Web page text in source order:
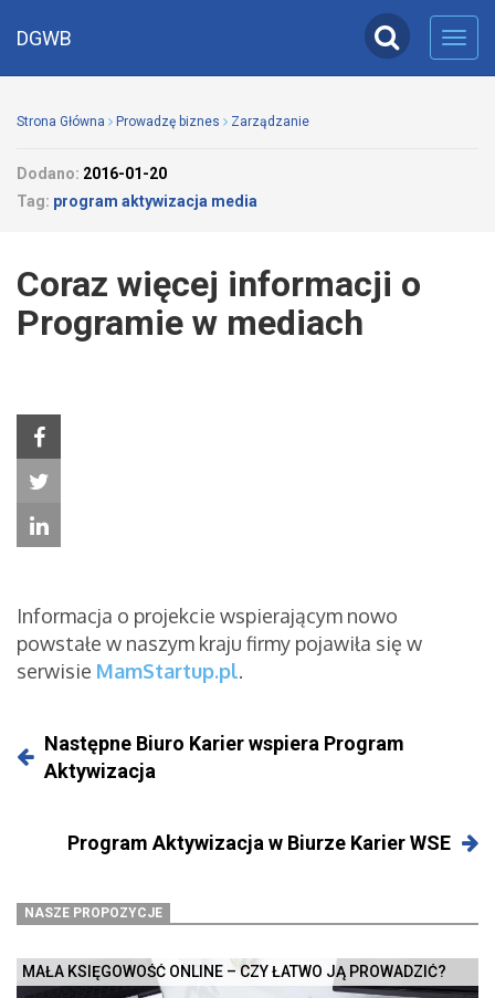
DGWB
Strona Główna Prowadzę biznes Zarządzanie
Dodano: 2016-01-20
Tag: program aktywizacja media
Coraz więcej informacji o
Programie w mediach
Informacja o projekcie wspierającym nowo
powstałe w naszym kraju firmy pojawiła się w
serwisie MamStartup.pl.
Następne Biuro Karier wspiera Program
Aktywizacja
Program Aktywizacja w Biurze Karier WSE
NASZE PROPOZYCJE
MAŁA KSIĘGOWOŚĆ ONLINE – CZY ŁATWO JĄ PROWADZIĆ?